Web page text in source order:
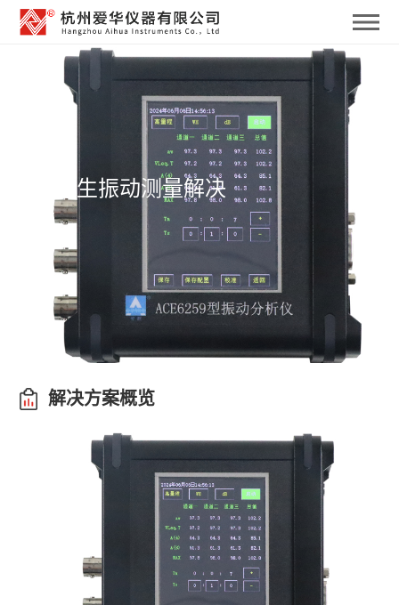
职业卫生振动测量解决
方案
解决方案概览